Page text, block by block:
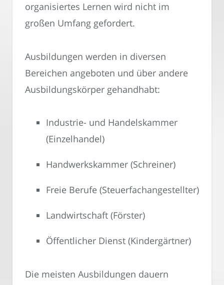
organisiertes Lernen wird nicht im
großen Umfang gefordert.
Ausbildungen werden in diversen
Bereichen angeboten und über andere
Ausbildungskörper gehandhabt:
Industrie- und Handelskammer
(Einzelhandel)
Handwerkskammer (Schreiner)
Freie Berufe (Steuerfachangestellter)
Landwirtschaft (Förster)
Öffentlicher Dienst (Kindergärtner)
Die meisten Ausbildungen dauern